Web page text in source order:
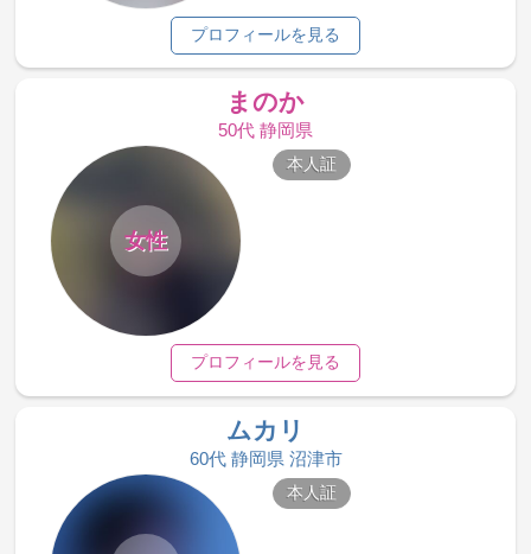
プロフィールを見る
まのか
50代 静岡県
女性
本人証
プロフィールを見る
ムカリ
60代 静岡県 沼津市
本人証